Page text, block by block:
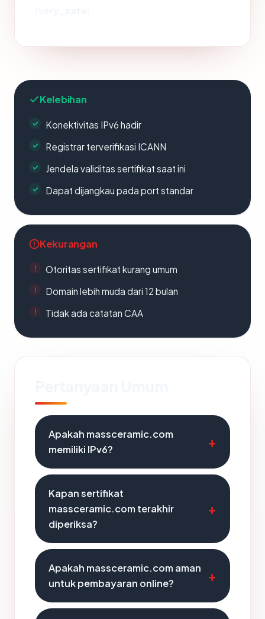
Kelebihan
Konektivitas IPv6 hadir
Registrar terverifikasi ICANN
Jendela validitas sertifikat saat ini
Dapat dijangkau pada port standar
Kekurangan
Otoritas sertifikat kurang umum
Domain lebih muda dari 12 bulan
Tidak ada catatan CAA
Apakah massceramic.com
memiliki IPv6?
Kapan sertifikat
massceramic.com terakhir
diperiksa?
Apakah massceramic.com aman
untuk pembayaran online?